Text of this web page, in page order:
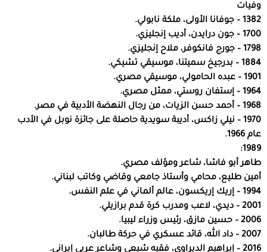
وفيات
1382 – جوفانا الأولى، ملكة نابولي.
1700 – جون درايدن، أديب إنجليزي.
1798 – جورج فانكوفر، ملاح إنجليزي.
1884 – بدرجيخ سميتنا، موسيقي تشيكي.
1901 – عبده الحامولي، موسيقي مصري.
1964 – إستفان روستي، ممثل مصري.
1968 – أحمد حسن الزيات، من رجال النهضة الأدبية في مصر.
1970 – نيلي زاكس، أديبة سويدية حاصلة على جائزة نوبل في الأدب
عام 1966.
1989:
طاهر أبو فاشا، شاعر ومؤلف مصري.
أمين طليع، محامي وأستاذ جامعي وقاضي وكاتب لبناني.
1994 – إريك إريكسون، عالم ألماني في علم النفس.
2001 – ديدي، لاعب ومدرب كرة قدم برازيلي.
2006 – حسين مازق، رئيس وزراء ليبيا.
2007 – داد الله، قائد عسكري في حركة طالبان.
2016 – إبراهيم الديراوي، فقيه شيعي وشاعر عربي إيراني.